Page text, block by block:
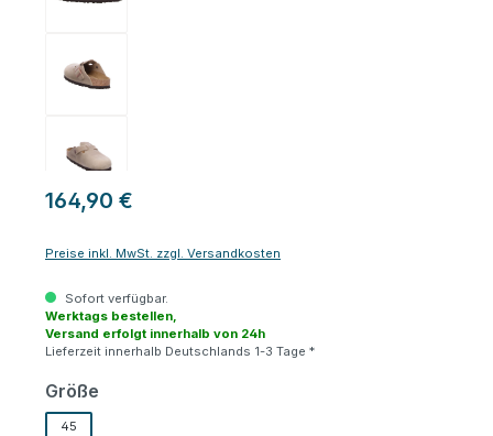
164,90 €
Preise inkl. MwSt. zzgl. Versandkosten
Sofort verfügbar.
Werktags bestellen,
Versand erfolgt innerhalb von 24h
Lieferzeit innerhalb Deutschlands 1-3 Tage *
Größe
45